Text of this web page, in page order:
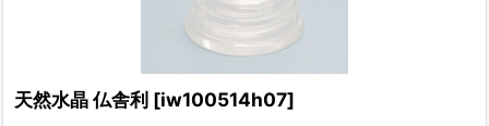
天然水晶 仏舎利 [iw100514h07]